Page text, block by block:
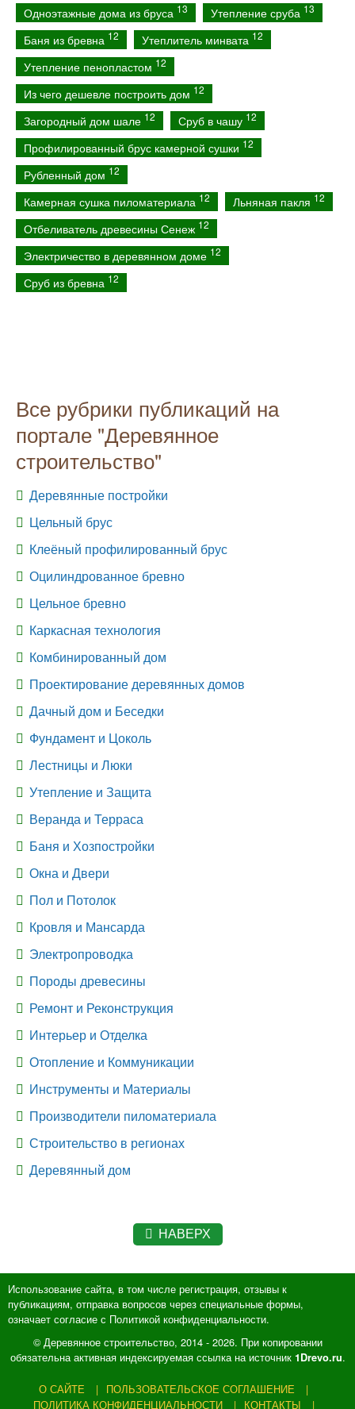
Одноэтажные дома из бруса 13 Утепление сруба 13
Баня из бревна 12 Утеплитель минвата 12
Утепление пенопластом 12
Из чего дешевле построить дом 12
Загородный дом шале 12 Сруб в чашу 12
Профилированный брус камерной сушки 12
Рубленный дом 12
Камерная сушка пиломатериала 12 Льняная пакля 12
Отбеливатель древесины Сенеж 12
Электричество в деревянном доме 12
Сруб из бревна 12
Все рубрики публикаций на
портале "Деревянное
строительство"
Деревянные постройки
Цельный брус
Клеёный профилированный брус
Оцилиндрованное бревно
Цельное бревно
Каркасная технология
Комбинированный дом
Проектирование деревянных домов
Дачный дом и Беседки
Фундамент и Цоколь
Лестницы и Люки
Утепление и Защита
Веранда и Терраса
Баня и Хозпостройки
Окна и Двери
Пол и Потолок
Кровля и Мансарда
Электропроводка
Породы древесины
Ремонт и Реконструкция
Интерьер и Отделка
Отопление и Коммуникации
Инструменты и Материалы
Производители пиломатериала
Строительство в регионах
Деревянный дом
НАВЕРХ
Использование сайта, в том числе регистрация, отзывы к
публикациям, отправка вопросов через специальные формы,
означает согласие с Политикой конфиденциальности.
© Деревянное строительство, 2014 - 2026. При копировании
обязательна активная индексируемая ссылка на источник 1Drevo.ru.
О САЙТЕ
ПОЛЬЗОВАТЕЛЬСКОЕ СОГЛАШЕНИЕ
ПОЛИТИКА КОНФИДЕНЦИАЛЬНОСТИ
КОНТАКТЫ